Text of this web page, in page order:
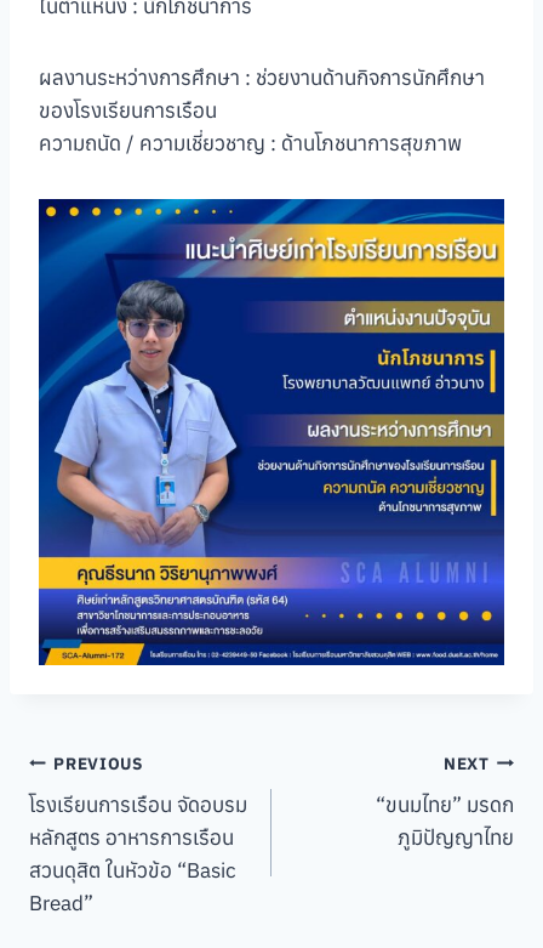
ในตำแหน่ง : นักโภชนาการ
ผลงานระหว่างการศึกษา : ช่วยงานด้านกิจการนักศึกษา
ของโรงเรียนการเรือน
ความถนัด / ความเชี่ยวชาญ : ด้านโภชนาการสุขภาพ
Post
navigation
PREVIOUS
โรงเรียนการเรือน จัดอบรม
หลักสูตร อาหารการเรือน
สวนดุสิต ในหัวข้อ “Basic
Bread”
NEXT
“ขนมไทย” มรดก
ภูมิปัญญาไทย